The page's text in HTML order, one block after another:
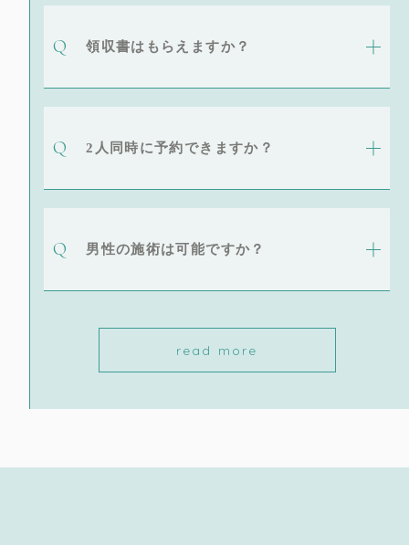
領収書はもらえますか？
2人同時に予約できますか？
男性の施術は可能ですか？
read more